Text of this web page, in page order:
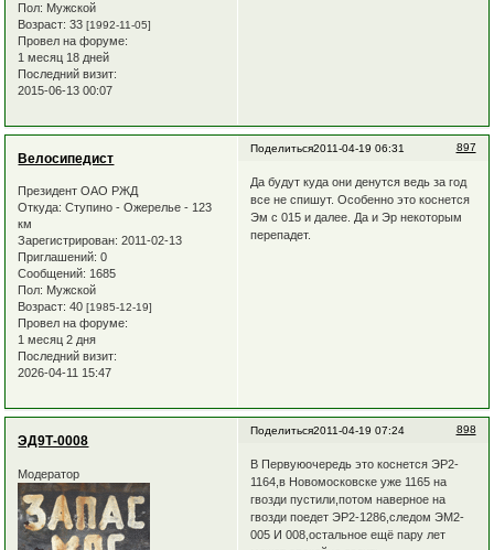
Пол: Мужской
Возраст: 33[1992-11-05]
Провел на форуме:
1 месяц 18 дней
Последний визит:
2015-06-13 00:07
Поделиться 897
2011-04-19 06:31
Велосипедист
Президент ОАО РЖД
Откуда: Ступино - Ожерелье - 123
км
Зарегистрирован: 2011-02-13
Приглашений: 0
Сообщений: 1685
Пол: Мужской
Возраст: 40[1985-12-19]
Провел на форуме:
1 месяц 2 дня
Последний визит:
2026-04-11 15:47
Да будут куда они денутся ведь за год
все не спишут. Особенно это коснется
Эм с 015 и далее. Да и Эр некоторым
перепадет.
Поделиться 898
2011-04-19 07:24
ЭД9Т-0008
Модератор
В Первуюочередь это коснется ЭР2-
1164,в Новомосковске уже 1165 на
гвозди пустили,потом наверное на
гвозди поедет ЭР2-1286,следом ЭМ2-
005 И 008,остальное ещё пару лет